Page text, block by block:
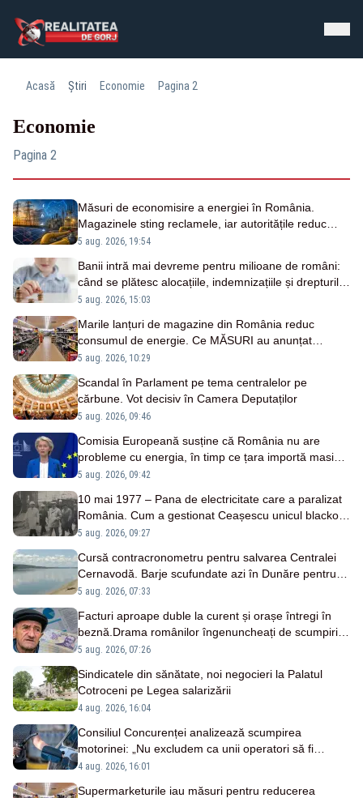
Acasă Știri Economie Pagina 2
Economie
Pagina 2
Măsuri de economisire a energiei în România.
Magazinele sting reclamele, iar autoritățile reduc
consumul
5 aug. 2026, 19:54
Banii intră mai devreme pentru milioane de români:
când se plătesc alocațiile, indemnizațiile și drepturile
persoanelor cu dizabilități
5 aug. 2026, 15:03
Marile lanțuri de magazine din România reduc
consumul de energie. Ce MĂSURI au anunțat
retailerii
5 aug. 2026, 10:29
Scandal în Parlament pe tema centralelor pe
cărbune. Vot decisiv în Camera Deputaților
5 aug. 2026, 09:46
Comisia Europeană susține că România nu are
probleme cu energia, în timp ce țara importă masiv
de la patru vecini
5 aug. 2026, 09:42
10 mai 1977 – Pana de electricitate care a paralizat
România. Cum a gestionat Ceașescu unicul blackout
național
5 aug. 2026, 09:27
Cursă contracronometru pentru salvarea Centralei
Cernavodă. Barje scufundate azi în Dunăre pentru
creșterea nivelului apei
5 aug. 2026, 07:33
Facturi aproape duble la curent și orașe întregi în
beznă.Drama românilor îngenuncheați de scumpiri.
Mărturii emoționante
5 aug. 2026, 07:26
Sindicatele din sănătate, noi negocieri la Palatul
Cotroceni pe Legea salarizării
4 aug. 2026, 16:04
Consiliul Concurenței analizează scumpirea
motorinei: „Nu excludem ca unii operatori să fi
profitat”
4 aug. 2026, 16:01
Supermarketurile iau măsuri pentru reducerea